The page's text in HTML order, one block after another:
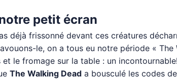
petit écran
déjà frissonné devant ces créatures
le, on a tous eu notre période «
le fromage sur la table : un incontournable!
The Walking Dead a bousculé les codes